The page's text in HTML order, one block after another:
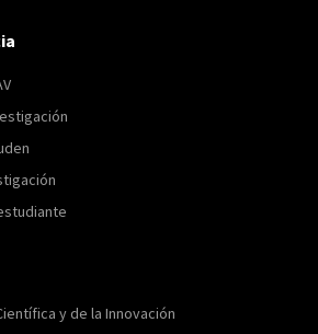
y de la Innovación